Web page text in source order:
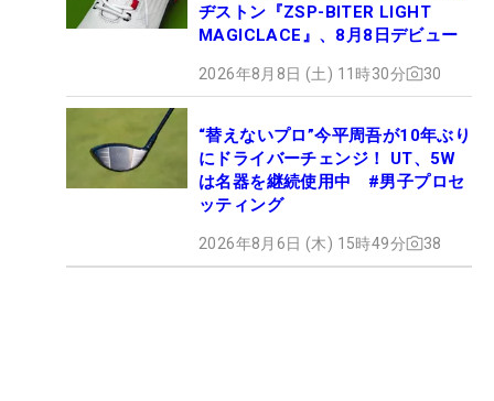
ヂストン『ZSP-BITER LIGHT
MAGICLACE』、8月8日デビュー
2026年8月8日 (土) 11時30分 30
“替えないプロ”今平周吾が10年ぶり
にドライバーチェンジ！ UT、5W
は名器を継続使用中 #男子プロセ
ッティング
2026年8月6日 (木) 15時49分 38